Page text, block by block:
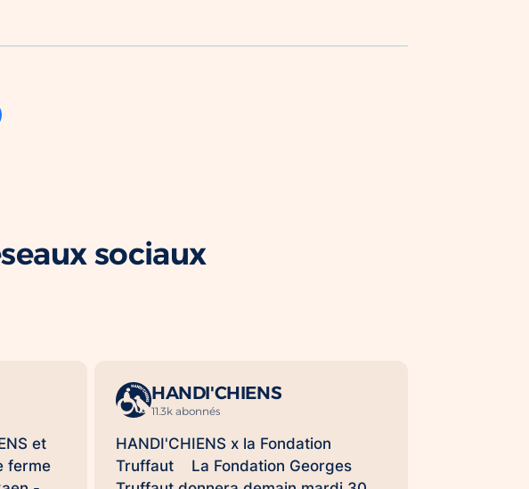
sociaux
et
ferme
HANDI'CHIENS
11.3k abonnés
HANDI'CHIENS x la Fondation
Truffaut La Fondation Georges